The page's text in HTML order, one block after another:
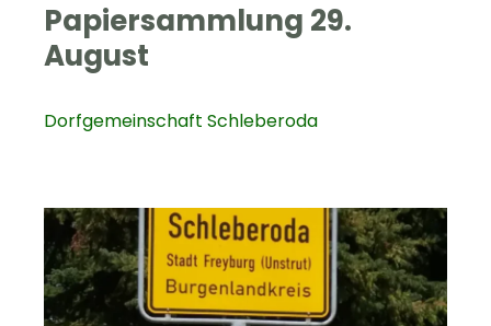
Papiersammlung 29.
August
Dorfgemeinschaft Schleberoda